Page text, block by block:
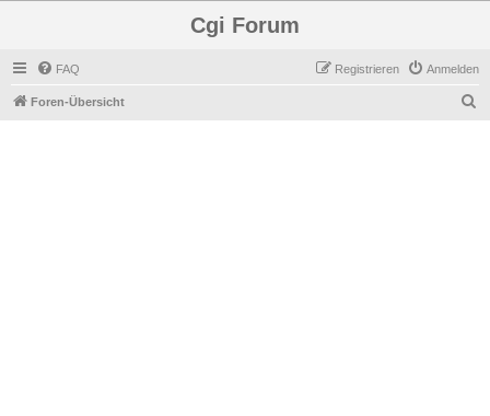
Cgi Forum
FAQ Anmelden
Registrieren
Foren-Übersicht